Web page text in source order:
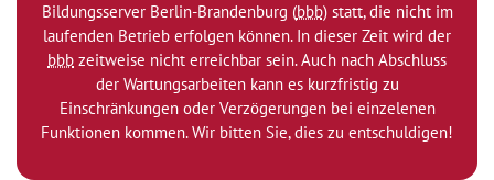
Bildungsserver Berlin-Brandenburg (bbb) statt, die nicht im
laufenden Betrieb erfolgen können. In dieser Zeit wird der
bbb zeitweise nicht erreichbar sein. Auch nach Abschluss
der Wartungsarbeiten kann es kurzfristig zu
Einschränkungen oder Verzögerungen bei einzelenen
Funktionen kommen. Wir bitten Sie, dies zu entschuldigen!